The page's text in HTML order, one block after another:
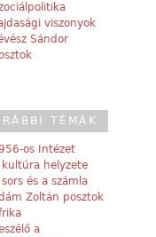
viszonyok
Sándor
TÉMÁK
os Intézet
kultúra helyzete
sors és a számla
Zoltán posztok
a